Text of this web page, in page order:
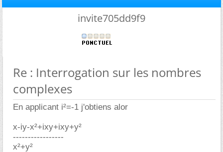
invite705dd9f9
Re : Interrogation sur les nombres
complexes
En applicant i²=-1 j'obtiens alor
x-iy-x²+ixy+ixy+y²
-----------------
x²+y²